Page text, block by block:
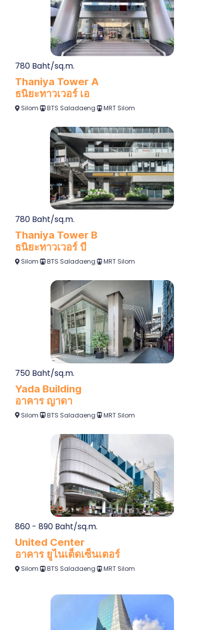
780 Baht/sq.m.
Thaniya Tower A
ธนิยะทาวเวอร์ เอ
Silom BTS Saladaeng MRT Silom
780 Baht/sq.m.
Thaniya Tower B
ธนิยะทาวเวอร์ บี
Silom BTS Saladaeng MRT Silom
750 Baht/sq.m.
Yada Building
อาคาร ญาดา
Silom BTS Saladaeng MRT Silom
860 - 890 Baht/sq.m.
United Center
อาคาร ยูไนเต็ดเซ็นเตอร์
Silom BTS Saladaeng MRT Silom